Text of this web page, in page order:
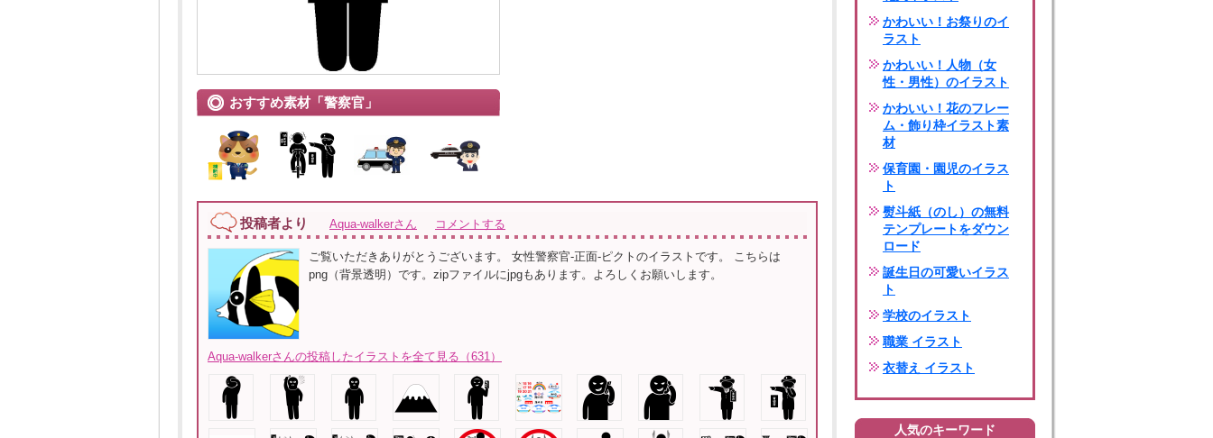
おすすめ素材「警察官」
投稿者より Aqua-walkerさん コメントする
ご覧いただきありがとうございます。 女性警察官-正面-ピクトのイラストです。 こちらは
png（背景透明）です。zipファイルにjpgもあります。よろしくお願いします。
Aqua-walkerさんの投稿したイラストを全て見る（631）
かわいい！お祭りのイ
ラスト
かわいい！人物（女
性・男性）のイラスト
かわいい！花のフレー
ム・飾り枠イラスト素
材
保育園・園児のイラス
ト
熨斗紙（のし）の無料
テンプレートをダウン
ロード
誕生日の可愛いイラス
ト
学校のイラスト
職業 イラスト
衣替え イラスト
人気のキーワード